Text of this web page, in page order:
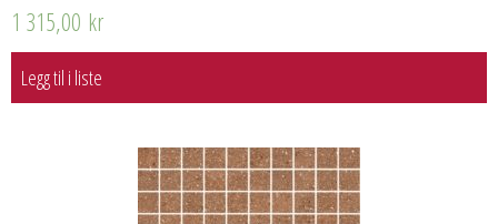
1 315,00 kr
Legg til i liste